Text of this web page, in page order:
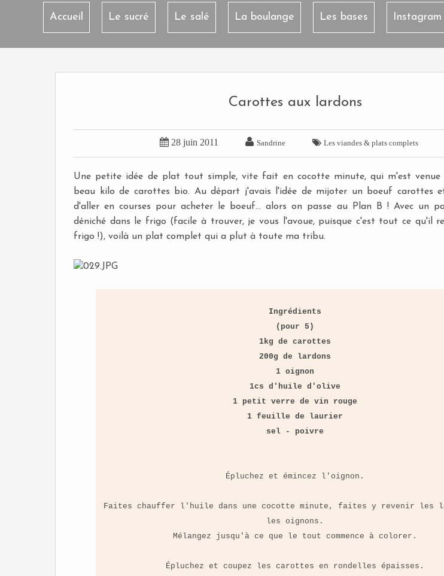
Accueil Le sucré Le salé La boulange Les bases Instagram
Carottes aux lardons
 28 juin 2011  Sandrine  Les viandes & plats complets
Une petite idée de plat tout simple, vite fait en cocotte minute, qui m'est venue
beau kilo de carottes bio. Au départ j'avais l'idée de mijoter un boeuf carottes
d'aller en courses pour acheter le boeuf... alors on passe au Plan B ! Avec un
déniché dans le frigo (facile à trouver, je vous l'avoue, puisque c'est tout ce qu'il
frigo !), voilà un plat complet qui a plut à toute ma tribu.
Ingrédients
(pour 5)
1kg de carottes
200g de lardons
1 oignon
1cs d'huile d'olive
1 petit verre de vin rouge
1 feuille de laurier
sel - poivre
Épluchez et émincez l'oignon.
Faites chauffer l'huile dans une cocotte minute, faites y revenir les
les oignons.
Mélangez jusqu'à ce que le tout commence à colorer.
Épluchez et coupez les carottes en rondelles épaisses.